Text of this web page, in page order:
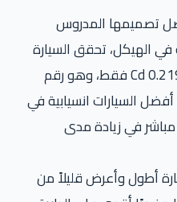
تصميمها المدروس
الهيكل، تحقق السيارة
معامل سحب هواء يبلغ 0.219 Cd فقط، وهو رقم
السيارات انسيابية في
في زيادة مدى
أطول وأعرض قليلاً من